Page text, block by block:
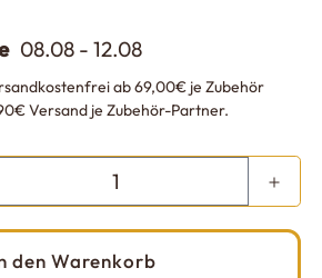
08.08 - 12.08
ab 69,00€ je Zubehör
Versand je Zubehör-Partner.
den Warenkorb